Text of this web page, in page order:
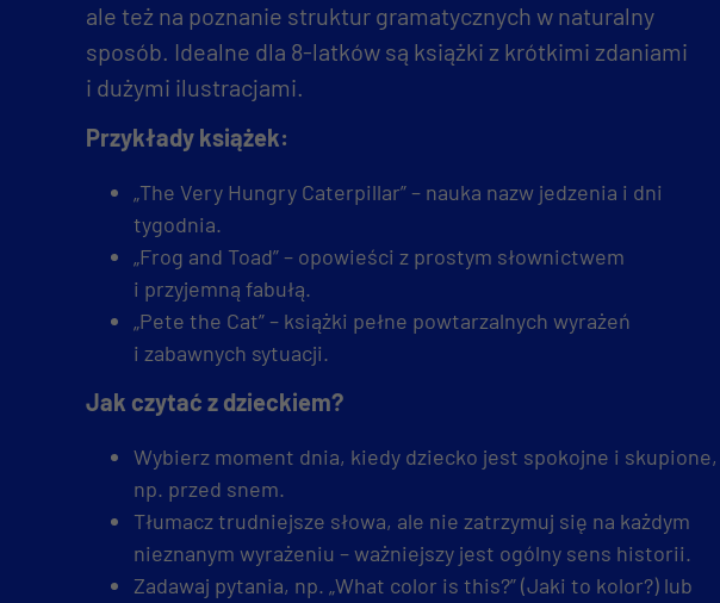
ale też na poznanie struktur gramatycznych w naturalny
sposób. Idealne dla 8-latków są książki z krótkimi zdaniami
i dużymi ilustracjami.
Przykłady książek:
„The Very Hungry Caterpillar” – nauka nazw jedzenia i dni
tygodnia.
„Frog and Toad” – opowieści z prostym słownictwem
i przyjemną fabułą.
„Pete the Cat” – książki pełne powtarzalnych wyrażeń
i zabawnych sytuacji.
Jak czytać z dzieckiem?
Wybierz moment dnia, kiedy dziecko jest spokojne i skupione,
np. przed snem.
Tłumacz trudniejsze słowa, ale nie zatrzymuj się na każdym
nieznanym wyrażeniu – ważniejszy jest ogólny sens historii.
Zadawaj pytania, np. „What color is this?” (Jaki to kolor?) lub